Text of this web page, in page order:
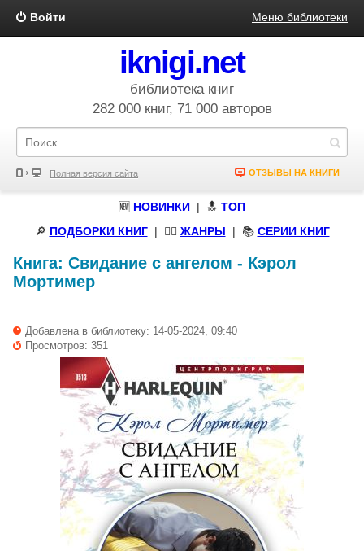
Войти Меню библиотеки
iknigi.net
библиотека книг
282 000 книг, 71 000 авторов
Полная версия сайта ОТЗЫВЫ НА КНИГИ
🆕 НОВИНКИ | 🔝 ТОП
🔎 ПОДБОРКИ КНИГ| 🧝‍♀️ ЖАНРЫ | 📚 СЕРИИ КНИГ
Книга: Свидание с ангелом - Кэрол
Мортимер
Добавлена в библиотеку: 14-05-2024, 09:40
Просмотров: 351